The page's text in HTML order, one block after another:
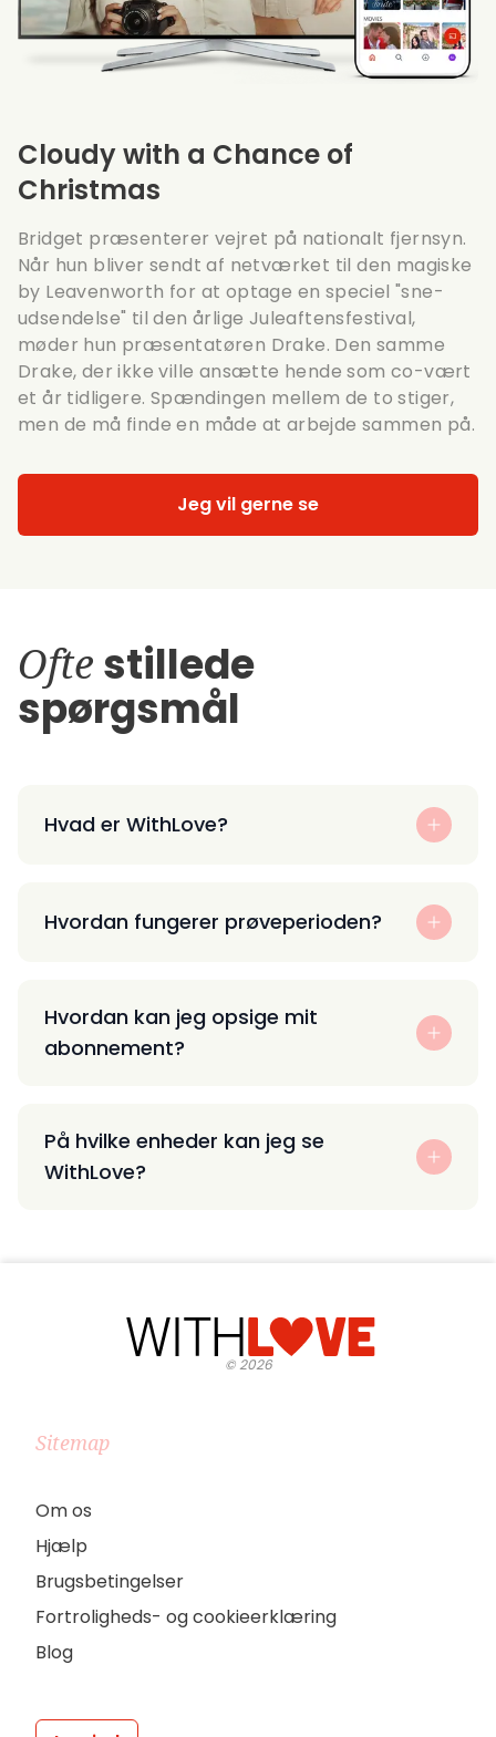
Cloudy with a Chance of
Christmas
Bridget præsenterer vejret på nationalt fjernsyn.
Når hun bliver sendt af netværket til den magiske
by Leavenworth for at optage en speciel "sne-
udsendelse" til den årlige Juleaftensfestival,
møder hun præsentatøren Drake. Den samme
Drake, der ikke ville ansætte hende som co-vært
et år tidligere. Spændingen mellem de to stiger,
men de må finde en måde at arbejde sammen på.
Jeg vil gerne se
Ofte stillede
spørgsmål
Hvad er WithLove?
Hvordan fungerer prøveperioden?
Hvordan kan jeg opsige mit
abonnement?
På hvilke enheder kan jeg se
WithLove?
©2026
Sitemap
Om os
Hjælp
Brugsbetingelser
Fortroligheds- og cookieerklæring
Blog